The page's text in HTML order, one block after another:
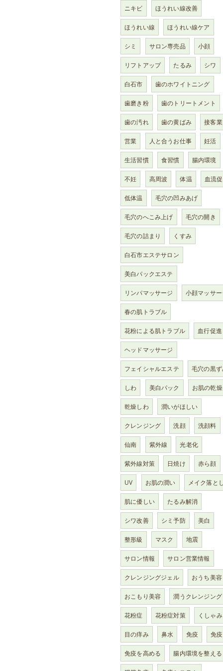
ニキビ ほうれい線改善
ほうれい線 ほうれい線ケア
シミ サロン専売品 小顔
リフトアップ たるみ シワ
白石市 歯のホワイトニング
歯磨き粉 歯のトリートメント
歯の汚れ 歯の黄ばみ 接客業
営業 人と合うお仕事 妊活
生活習慣 食習慣 腸内環境
不妊 高周波 体温 血流
低体温 毛穴の凹みあげ
毛穴のへこみ上げ 毛穴の開き
毛穴の詰まり くすみ
白石市エステサロン
美白パックエステ
リンパマッサージ 小顔マッサ
春の肌トラブル
花粉による肌トラブル 血行促進
ヘッドマッサージ
フェイシャルエステ 毛穴の黒
しわ 美白パック お肌の乾燥
乾燥しわ 潤いがほしい
クレンジング 洗顔 洗顔料
仙南 紫外線 光老化
紫外線対策 日焼け 赤ら顔
UV お肌の潤い メイク落と
肌に優しい たるみ解消
シワ改善 シミ予防 美白
整形級 マスク 地震
サロン情報 サロン営業情報
クレンジングジェル おうち美容
おこもり美容 潤うクレンジング
花粉症 花粉症対策 くしゃみ
目の痒み 鼻水 免疫 免
免疫を高める 腸内環境を整える